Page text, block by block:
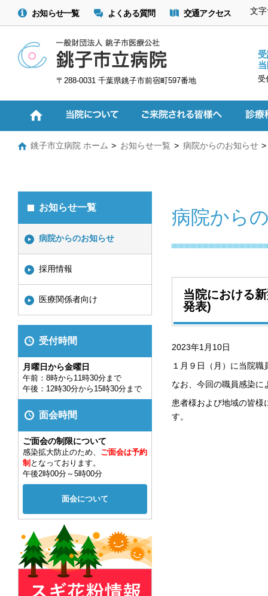
お知らせ一覧 よくある質問 交通アクセス 文
〒288-0031 千葉県銚子市前宿町597番地 受
銚子市立病院 ホーム お知らせ一覧 病院からのお知らせ
病院から
当院における
発表)
2023年1月10日
１月９日（月）に当院
なお、今回の職員感染に
患者様および地域の皆様
す。
お知らせ一覧
病院からのお知らせ
採用情報
医療関係者向け
受付時間
月曜日から金曜日
午前：8時から11時30分まで
午後：12時30分から15時30分まで
面会時間
ご面会の制限について
感染拡大防止のため、 ご面会は予約
制 となっております。
午後2時00分～5時00分
面会について